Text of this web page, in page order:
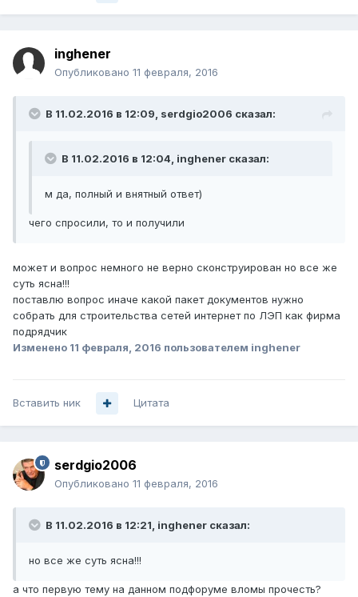
inghener
Опубликовано 11 февраля, 2016
В 11.02.2016 в 12:09, serdgio2006 сказал:
В 11.02.2016 в 12:04, inghener сказал:
м да, полный и внятный ответ)
чего спросили, то и получили
может и вопрос немного не верно сконструирован но все же
суть ясна!!!
поставлю вопрос иначе какой пакет документов нужно
собрать для строительства сетей интернет по ЛЭП как фирма
подрядчик
Изменено 11 февраля, 2016 пользователем inghener
Вставить ник Цитата
serdgio2006
Опубликовано 11 февраля, 2016
В 11.02.2016 в 12:21, inghener сказал:
но все же суть ясна!!!
а что первую тему на данном подфоруме вломы прочесть?